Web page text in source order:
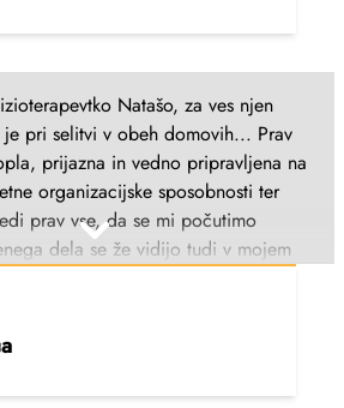
Natašo, za ves njen
pri selitvi v obeh domovih... Prav
prijazna in vedno pripravljena na
organizacijske sposobnosti ter
prav vse, da se mi počutimo
dela se že vidijo tudi v mojem